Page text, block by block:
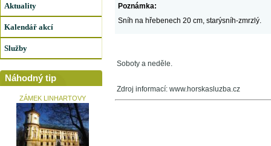
Aktuality
Kalendář akcí
Služby
Náhodný tip
ZÁMEK LINHARTOVY
Poznámka:
Sníh na hřebenech 20 cm, starýsníh-zmrzlý.
Soboty a neděle.
Zdroj informací: www.horskasluzba.cz